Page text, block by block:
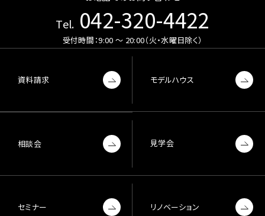
Tel. 042-320-4422
受付時間：9:00 〜 20:00（火・水曜日除く）
資料請求 モデルハウス
相談会 見学会
セミナー リノベーション